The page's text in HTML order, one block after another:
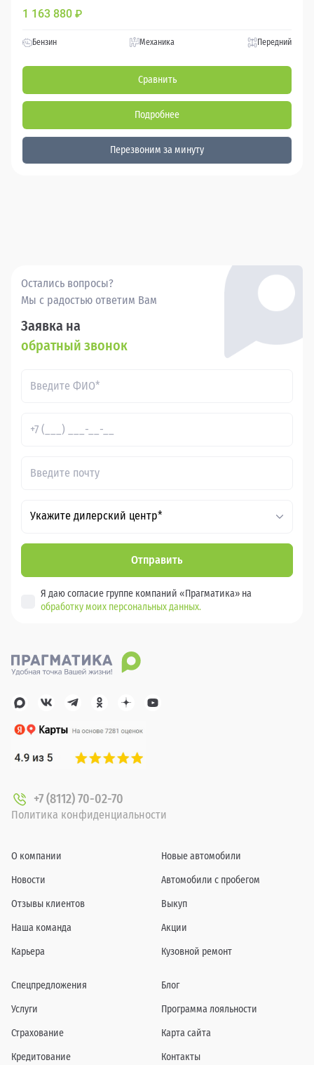
1 163 880 ₽
Бензин Механика Передний
Сравнить
Подробнее
Перезвоним за минуту
Остались вопросы?
Мы с радостью ответим Вам
Заявка на
обратный звонок
Укажите дилерский центр*
Отправить
Я даю согласие группе компаний «Прагматика» на
обработку моих персональных данных.
+7 (8112) 70-02-70
Политика конфиденциальности
О компании
Новости
Отзывы клиентов
Наша команда
Карьера
Новые автомобили
Автомобили с пробегом
Выкуп
Акции
Кузовной ремонт
Спецпредложения
Услуги
Страхование
Кредитование
Блог
Программа лояльности
Карта сайта
Контакты